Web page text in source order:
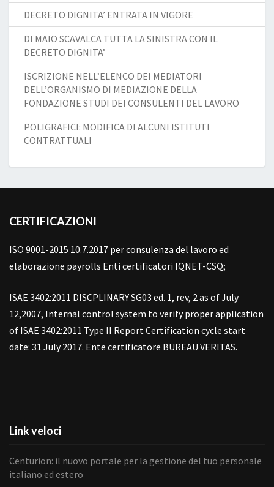
DECRETO DIGNITA’ ENTRATA IN VIGORE
DI MAIO SCAVALCA TUTTA LA SINISTRA CON IL
DECRETO DIGNITA’
ISCRIZIONE NELL’ELENCO DEI MEDIATORI
DELL’ORGANISMO DI MEDIAZIONE DELLA
FONDAZIONE STUDI DEI CONSULENTI DEL LAVORO
POLIGRAFICI: MODIFICA DI ALCUNI ISTITUTI
CONTRATTUALI
CERTIFICAZIONI
ISO 9001-2015 10.7.2017 per consulenza del lavoro ed
elaborazione payrolls Enti certificatori IQNET-CSQ;
ISAE 3402:2011 DISCPLINARY SG03 ed. 1, rev, 2 as of July
12,2007, Internal control system to verify proper application
of ISAE 3402:2011 Type II Report Certification cycle start
date: 31 July 2017. Ente certificatore BUREAU VERITAS.
Link veloci
Centurion: il nuovo portale per la gestione del tuo personale
italiano ed estero